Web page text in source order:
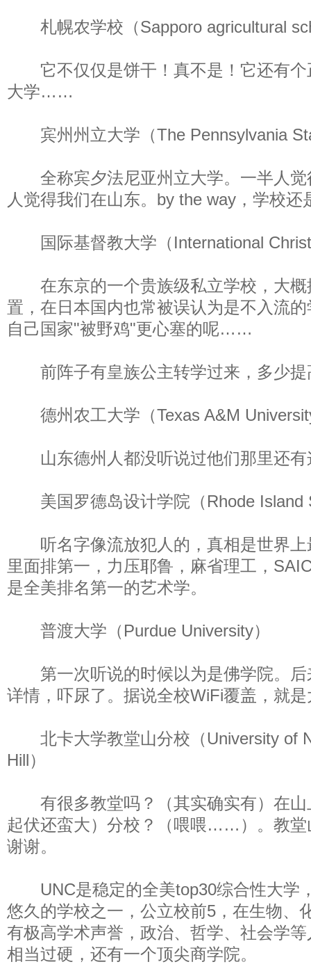
札幌农学校（Sapporo agricultural
它不仅仅是饼干！真不是！它还有个
大学……
宾州州立大学（The Pennsylvania
全称宾夕法尼亚州立大学。一半人觉
人觉得我们在山东。by the way，学校还
国际基督教大学（International
在东京的一个贵族级私立学校，大概
置，在日本国内也常被误认为是不入流
自己国家"被野鸡"更心塞的呢……
前阵子有皇族公主转学过来，多少提
德州农工大学（Texas A&M
山东德州人都没听说过他们那里还有
美国罗德岛设计学院（Rhode Island
听名字像流放犯人的，真相是世界上
里面排第一，力压耶鲁，麻省理工，
是全美排名第一的艺术学。
普渡大学（Purdue University）
第一次听说的时候以为是佛学院。后
详情，吓尿了。据说全校WiFi覆盖，就
北卡大学教堂山分校（University of
Hill）
有很多教堂吗？（其实确实有）在山
起伏还蛮大）分校？（喂喂……）。教堂
谢谢。
UNC是稳定的全美top30综合性大学
悠久的学校之一，公立校前5，在生物、
有极高学术声誉，政治、哲学、社会学
相当过硬，还有一个顶尖商学院。